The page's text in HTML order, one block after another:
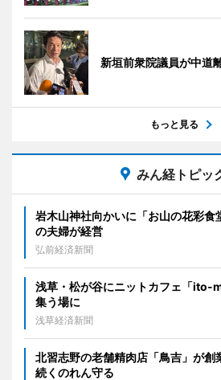
新垣前衆院議員が中道
もっと見る
みん経トピッ
岩木山神社向かいに「お山の花彩
の夫婦が経営
弘前経済新聞
浅草・松が谷にニットカフェ「
集う場に
浅草経済新聞
北習志野の老舗精肉店「鳥吉」が
続くのれん守る